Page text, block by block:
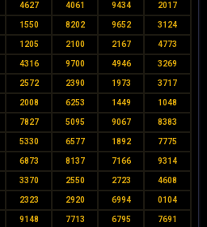
4627 4061 9434 2017
1550 8202 9652 3124
1205 2100 2167 4773
4316 9700 4946 3269
2572 2390 1973 3717
2008 6253 1449 1048
7827 5095 9067 8383
5330 6577 1892 7775
6873 8137 7166 9314
3370 2550 2723 4608
2323 2920 6994 0104
9148 7713 6795 7691